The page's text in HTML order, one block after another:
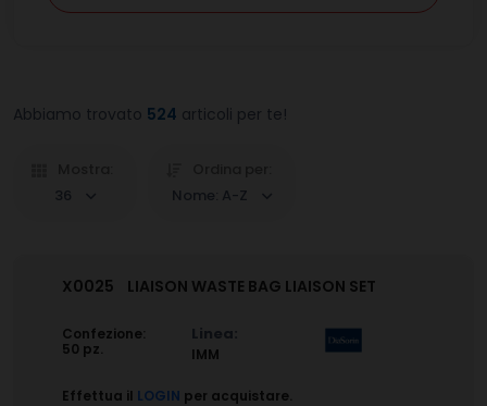
Abbiamo trovato 524 articoli per te!
36
Nome: A-Z
X0025 LIAISON WASTE BAG LIAISON SET
Confezione:
50 pz.
Linea:
IMM
Effettua il LOGIN per acquistare.